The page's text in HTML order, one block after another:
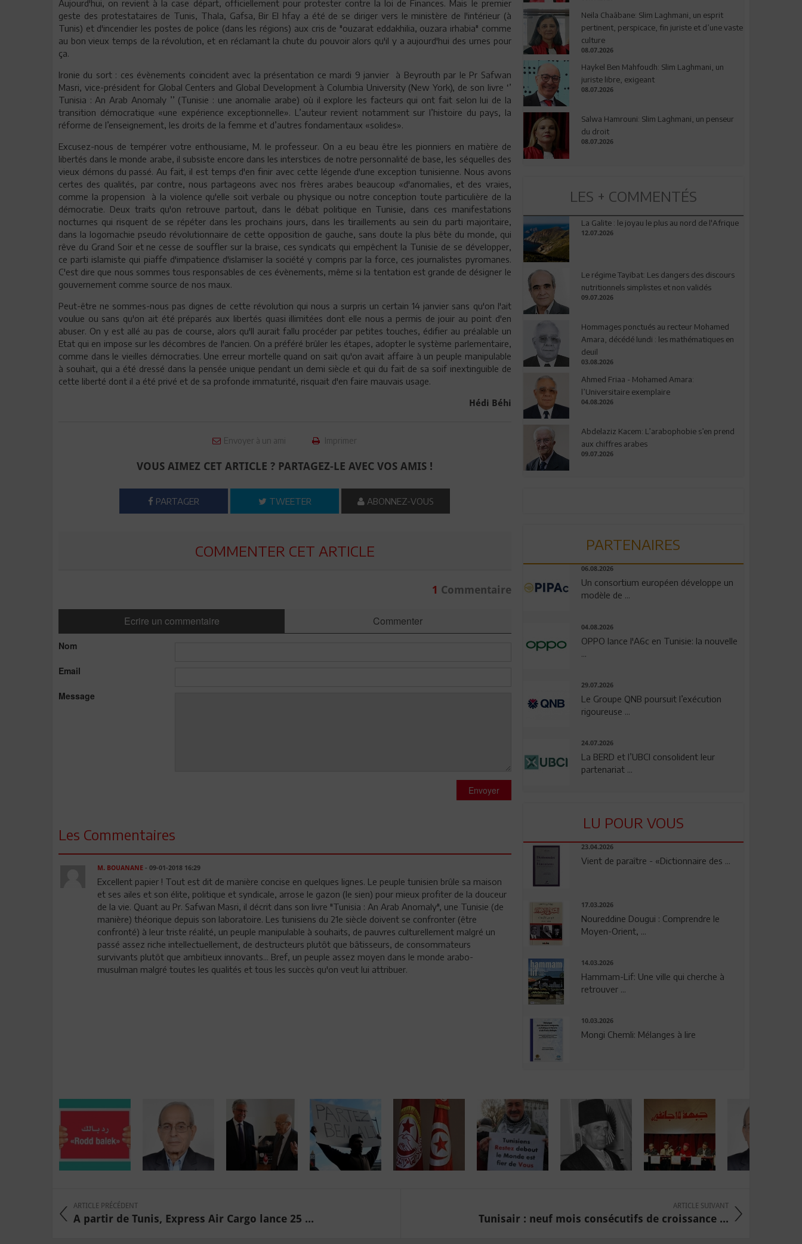
Aujourd'hui, on revient à la case départ, officiellement pour protester contre la loi de Finances. Mais le premier
geste des protestataires de Tunis, Thala, Gafsa, Bir El hfay a été de se diriger vers le ministère de l'intérieur (à
Tunis) et d'incendier les postes de police (dans les régions) aux cris de "ouzarat eddakhilia, ouzara irhabia" comme
au bon vieux temps de la révolution, et en réclamant la chute du pouvoir alors qu'il y a aujourd'hui des urnes pour
ça.
Ironie du sort : ces évènements coïncident avec la présentation ce mardi 9 janvier à Beyrouth par le Pr Safwan
Masri, vice-président for Global Centers and Global Development à Columbia University (New York), de son livre ‘’
Tunisia : An Arab Anomaly ’’ (Tunisie : une anomalie arabe) où il explore les facteurs qui ont fait selon lui de la
transition démocratique «une expérience exceptionnelle». L’auteur revient notamment sur l’histoire du pays, la
réforme de l’enseignement, les droits de la femme et d’autres fondamentaux «solides».
Excusez-nous de tempérer votre enthousiame, M. le professeur. On a eu beau être les pionniers en matière de
libertés dans le monde arabe, il subsiste encore dans les interstices de notre personnalité de base, les séquelles des
vieux démons du passé. Au fait, il est temps d'en finir avec cette légende d'une exception tunisienne. Nous avons
certes des qualités, par contre, nous partageons avec nos frères arabes beaucoup «d'anomalies, et des vraies,
comme la propension à la violence qu'elle soit verbale ou physique ou notre conception toute particulière de la
démocratie. Deux traits qu'on retrouve partout, dans le débat politique en Tunisie, dans ces manifestations
nocturnes qui risquent de se répéter dans les prochains jours, dans les tiraillements au sein du parti majoritaire,
dans la logomachie pseudo révolutionnaire de cette opposition de gauche, sans doute la plus bête du monde, qui
rêve du Grand Soir et ne cesse de souffler sur la braise, ces syndicats qui empêchent la Tunisie de se développer,
ce parti islamiste qui piaffe d'impatience d'islamiser la société y compris par la force, ces journalistes pyromanes.
C'est dire que nous sommes tous responsables de ces évènements, même si la tentation est grande de désigner le
gouvernement comme source de nos maux.
Peut-être ne sommes-nous pas dignes de cette révolution qui nous a surpris un certain 14 janvier sans qu'on l'ait
voulue ou sans qu'on ait été préparés aux libertés quasi illimitées dont elle nous a permis de jouir au point d'en
abuser. On y est allé au pas de course, alors qu'Il aurait fallu procéder par petites touches, édifier au préalable un
Etat qui en impose sur les décombres de l'ancien. On a préféré brûler les étapes, adopter le système parlementaire,
comme dans le vieilles démocraties. Une erreur mortelle quand on sait qu'on avait affaire à un peuple manipulable
à souhait, qui a été dressé dans la pensée unique pendant un demi siècle et qui du fait de sa soif inextinguible de
cette liberté dont il a été privé et de sa profonde immaturité, risquait d'en faire mauvais usage.
Hédi Béhi
Envoyer à un ami Imprimer
VOUS AIMEZ CET ARTICLE ? PARTAGEZ-LE AVEC VOS AMIS !
PARTAGER TWEETER ABONNEZ-VOUS
COMMENTER CET ARTICLE
1 Commentaire
Ecrire un commentaire Commenter
Nom
Email
Message
Envoyer
Les Commentaires
M. BOUANANE- 09-01-2018 16:29
Excellent papier ! Tout est dit de manière concise en quelques lignes. Le peuple tunisien brûle sa maison
et ses ailes et son élite, politique et syndicale, arrose le gazon (le sien) pour mieux profiter de la douceur
de la vie. Quant au Pr. Safwan Masri, il décrit dans son livre "Tunisia : An Arab Anomaly", une Tunisie (de
manière) théorique depuis son laboratoire. Les tunisiens du 21e siècle doivent se confronter (être
confronté) à leur triste réalité, un peuple manipulable à souhaits, de pauvres culturellement malgré un
passé assez riche intellectuellement, de destructeurs plutôt que bâtisseurs, de consommateurs
survivants plutôt que ambitieux innovants... Bref, un peuple assez moyen dans le monde arabo-
musulman malgré toutes les qualités et tous les succès qu'on veut lui attribuer.
Neila Chaâbane: Slim Laghmani, un esprit
pertinent, perspicace, fin juriste et d’une vaste
culture
08.07.2026
Haykel Ben Mahfoudh: Slim Laghmani, un
juriste libre, exigeant
08.07.2026
Salwa Hamrouni: Slim Laghmani, un penseur
du droit
08.07.2026
LES + COMMENTÉS
La Galite : le joyau le plus au nord de l'Afrique
12.07.2026
Le régime Tayibat: Les dangers des discours
nutritionnels simplistes et non validés
09.07.2026
Hommages ponctués au recteur Mohamed
Amara, décédé lundi : les mathématiques en
deuil
03.08.2026
Ahmed Friaa - Mohamed Amara:
l’Universitaire exemplaire
04.08.2026
Abdelaziz Kacem: L’arabophobie s’en prend
aux chiffres arabes
09.07.2026
PARTENAIRES
06.08.2026
Un consortium européen développe un
modèle de ...
04.08.2026
OPPO lance l'A6c en Tunisie: la nouvelle
29.07.2026
Le Groupe QNB poursuit l’exécution
rigoureuse ...
24.07.2026
La BERD et l’UBCI consolident leur
partenariat ...
LU POUR VOUS
23.04.2026
Vient de paraître - «Dictionnaire des ...
17.03.2026
Noureddine Dougui : Comprendre le
Moyen-Orient, ...
14.03.2026
Hammam-Lif: Une ville qui cherche à
retrouver ...
10.03.2026
Mongi Chemli: Mélanges à lire
ARTICLE PRÉCÉDENT
A partir de Tunis, Express Air Cargo lance 25 ...
ARTICLE SUIVANT
Tunisair : neuf mois consécutifs de croissance ...